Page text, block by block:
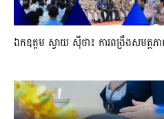
ឯកឧត្តម ស្វាយ ស៊ីថា៖ ការពង្រឹងសមត្ថភ